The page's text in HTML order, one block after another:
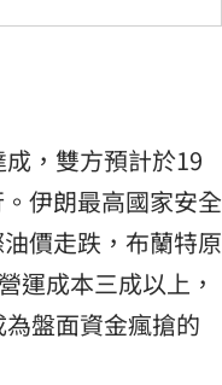
，雙方預計於19
伊朗最高國家安全
價走跌，布蘭特原
運成本三成以上，
盤面資金瘋搶的